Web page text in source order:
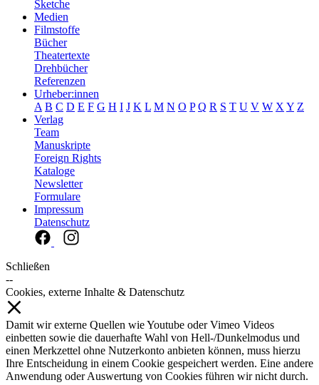
Sketche
Medien
Filmstoffe
Bücher
Theatertexte
Drehbücher
Referenzen
Urheber:innen
A B C D E F G H I J K L M N O P Q R S T U V W X Y Z
Verlag
Team
Manuskripte
Foreign Rights
Kataloge
Newsletter
Formulare
Impressum
Datenschutz
Schließen
--
Cookies, externe Inhalte & Datenschutz
Damit wir externe Quellen wie Youtube oder Vimeo Videos
einbetten sowie die dauerhafte Wahl von Hell-/Dunkelmodus und
einen Merkzettel ohne Nutzerkonto anbieten können, muss hierzu
Ihre Entscheidung in einem Cookie gespeichert werden. Eine andere
Anwendung oder Auswertung von Cookies führen wir nicht durch.